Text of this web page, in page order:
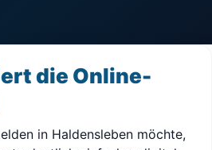
die Online-
in Haldensleben möchte,